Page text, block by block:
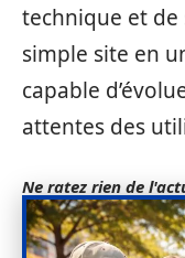
technique et
simple site en
capable
attentes des
Ne ratez rien de